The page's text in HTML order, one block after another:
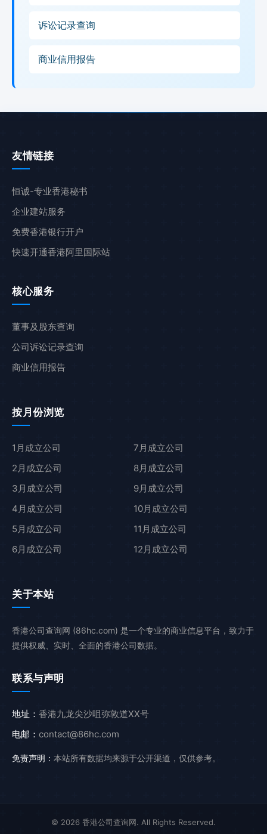
诉讼记录查询
商业信用报告
友情链接
恒诚-专业香港秘书
企业建站服务
免费香港银行开户
快速开通香港阿里国际站
核心服务
董事及股东查询
公司诉讼记录查询
商业信用报告
按月份浏览
1月成立公司
2月成立公司
3月成立公司
4月成立公司
5月成立公司
6月成立公司
7月成立公司
8月成立公司
9月成立公司
10月成立公司
11月成立公司
12月成立公司
关于本站
香港公司查询网 (86hc.com) 是一个专业的商业信息平台，致力于
提供权威、实时、全面的香港公司数据。
联系与声明
地址： 香港九龙尖沙咀弥敦道XX号
电邮： contact@86hc.com
免责声明： 本站所有数据均来源于公开渠道，仅供参考。
© 2026 香港公司查询网. All Rights Reserved.